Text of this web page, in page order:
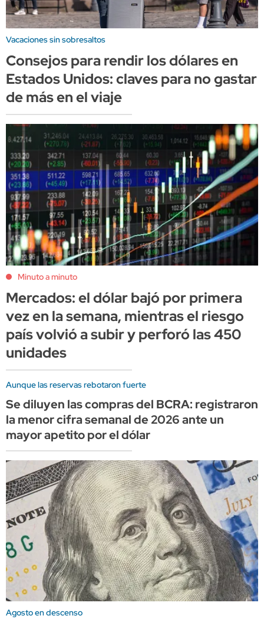
Vacaciones sin sobresaltos
Consejos para rendir los dólares en
Estados Unidos: claves para no gastar
de más en el viaje
Minuto a minuto
Mercados: el dólar bajó por primera
vez en la semana, mientras el riesgo
país volvió a subir y perforó las 450
unidades
Aunque las reservas rebotaron fuerte
Se diluyen las compras del BCRA: registraron
la menor cifra semanal de 2026 ante un
mayor apetito por el dólar
Agosto en descenso